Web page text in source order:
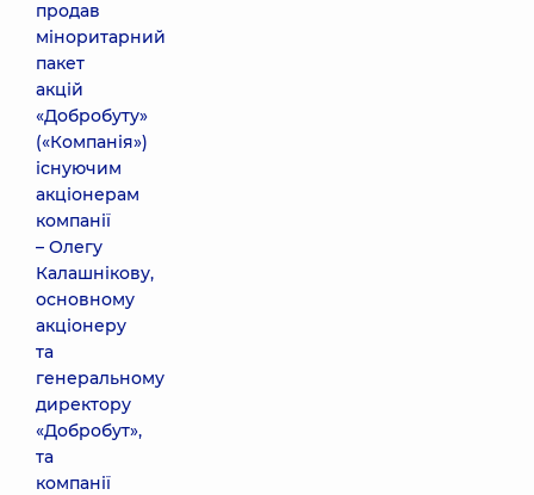
продав
міноритарний
пакет
акцій
«Добробуту»
(«Компанія»)
існуючим
акціонерам
компанії
– Олегу
Калашнікову,
основному
акціонеру
та
генеральному
директору
«Добробут»,
та
компанії